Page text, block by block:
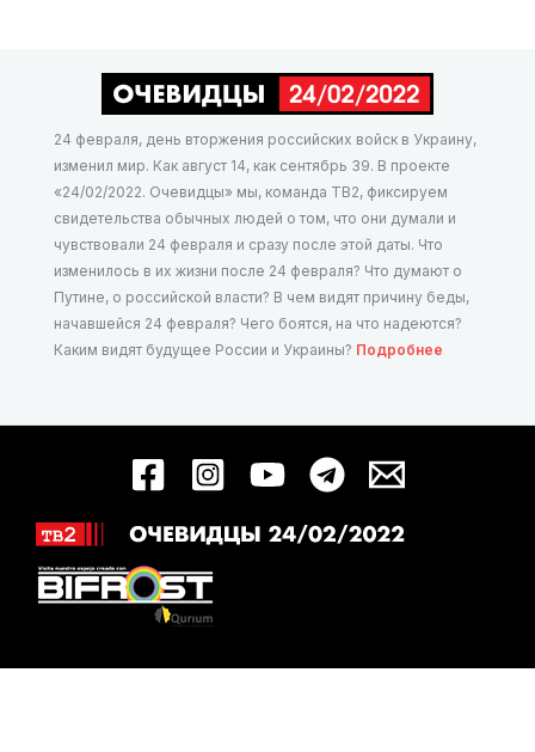
24 февраля, день вторжения российских войск в Украину,
изменил мир. Как август 14, как сентябрь 39. В проекте
«24/02/2022. Очевидцы» мы, команда ТВ2, фиксируем
свидетельства обычных людей о том, что они думали и
чувствовали 24 февраля и сразу после этой даты. Что
изменилось в их жизни после 24 февраля? Что думают о
Путине, о российской власти? В чем видят причину беды,
начавшейся 24 февраля? Чего боятся, на что надеются?
Каким видят будущее России и Украины? Подробнее